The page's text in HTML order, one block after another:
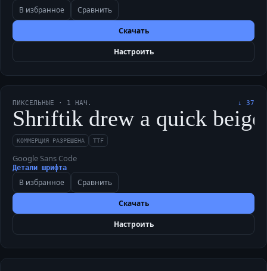
В избранное Сравнить
Скачать
Настроить
ПИКСЕЛЬНЫЕ · 1 НАЧ. ↓ 37
Shriftik drew a quick
КОММЕРЦИЯ РАЗРЕШЕНА TTF
Google Sans Code
Детали шрифта
В избранное Сравнить
Скачать
Настроить